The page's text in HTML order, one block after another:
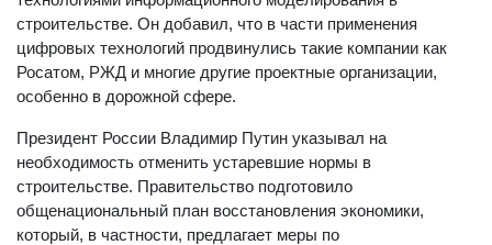
строительстве. Он добавил, что в части применения
цифровых технологий продвинулись такие компании как
Росатом, РЖД и многие другие проектные организации,
особенно в дорожной сфере.
Президент России Владимир Путин указывал на
необходимость отменить устаревшие нормы в
строительстве. Правительство подготовило
общенациональный план восстановления экономики,
который, в частности, предлагает меры по